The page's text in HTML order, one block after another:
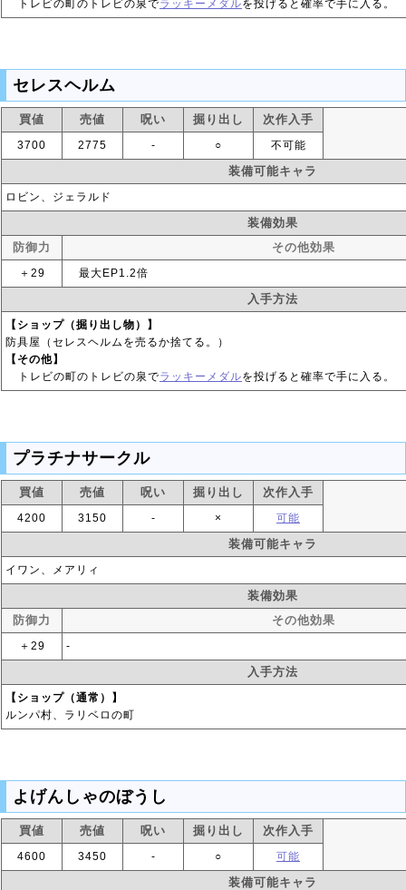
トレビの町のトレビの泉でラッキーメダルを投げると確率で手に入る。
セレスヘルム
買値 売値 呪い 掘り出し 次作入手
3700 2775 ‐ ○ 不可能
装備可能キャラ
ロビン、ジェラルド
装備効果
防御力
その他効果
＋29 最大EP1.2倍
入手方法
【ショップ（掘り出し物）】
防具屋（セレスヘルムを売るか捨てる。）
【その他】
トレビの町のトレビの泉でラッキーメダルを投げると確率で手に入る。
プラチナサークル
買値 売値 呪い 掘り出し 次作入手
4200 3150 ‐ × 可能
装備可能キャラ
イワン、メアリィ
装備効果
防御力
その他効果
＋29 ‐
入手方法
【ショップ（通常）】
ルンパ村、ラリベロの町
よげんしゃのぼうし
買値 売値 呪い 掘り出し 次作入手
4600 3450 ‐ ○ 可能
装備可能キャラ